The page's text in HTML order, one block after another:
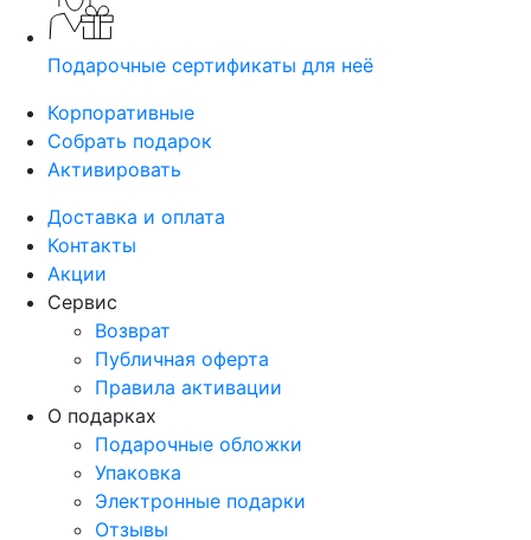
Подарочные сертификаты для неё
Корпоративные
Собрать подарок
Активировать
Доставка и оплата
Контакты
Акции
Сервис
Возврат
Публичная оферта
Правила активации
О подарках
Подарочные обложки
Упаковка
Электронные подарки
Отзывы